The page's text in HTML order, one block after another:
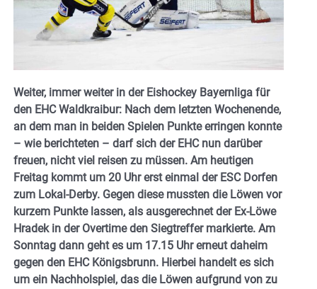
Weiter, immer weiter in der Eishockey Bayernliga für
den EHC Waldkraibur: Nach dem letzten Wochenende,
an dem man in beiden Spielen Punkte erringen konnte
– wie berichteten – darf sich der EHC nun darüber
freuen, nicht viel reisen zu müssen. Am heutigen
Freitag kommt um 20 Uhr erst einmal der ESC Dorfen
zum Lokal-Derby. Gegen diese mussten die Löwen vor
kurzem Punkte lassen, als ausgerechnet der Ex-Löwe
Hradek in der Overtime den Siegtreffer markierte. Am
Sonntag dann geht es um 17.15 Uhr erneut daheim
gegen den EHC Königsbrunn. Hierbei handelt es sich
um ein Nachholspiel, das die Löwen aufgrund von zu